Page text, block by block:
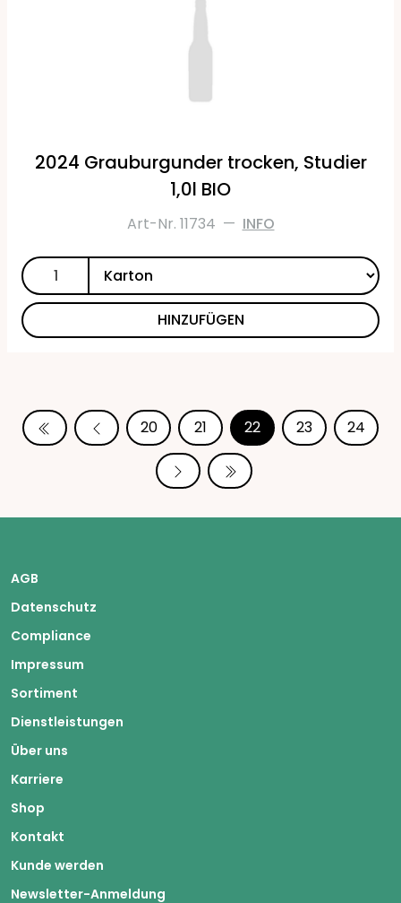
2024 Grauburgunder trocken, Studier
1,0l BIO
Art-Nr. 11734 — INFO
HINZUFÜGEN
20 21 22 23 24
AGB
Datenschutz
Compliance
Impressum
Sortiment
Dienstleistungen
Über uns
Karriere
Shop
Kontakt
Kunde werden
Newsletter-Anmeldung